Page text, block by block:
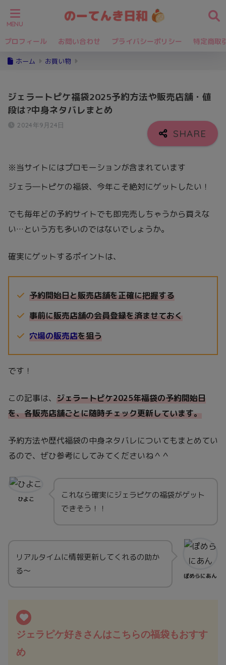
プロフィール お問い合わせ プライバシーポリシー 特定商取
ホーム お買い物
ジェラートピケ福袋2025予約方法や販売店舗・値
段は?中身ネタバレまとめ
2024年9月24日
※当サイトにはプロモーションが含まれています
ジェラ―トピケの福袋、今年こそ絶対にゲットしたい！
でも毎年どの予約サイトでも即完売しちゃうから買えな
い…という方も多いのではないでしょうか。
確実にゲットするポイントは、
予約開始日と販売店舗を正確に把握する
事前に販売店舗の会員登録を済ませておく
穴場の販売店を狙う
です！
この記事は、 ジェラートピケ2025年福袋の予約開始日
を、各販売店舗ごとに随時チェック更新しています。
予約方法や歴代福袋の中身ネタバレについてもまとめてい
るので、ぜひ参考にしてみてくださいね＾＾
ひよこ
これなら確実にジェラピケの福袋がゲット
できそう！！
ぽめらにあん
リアルタイムに情報更新してくれるの助か
る～
ジェラピケ好きさんはこちらの福袋もおすす
め